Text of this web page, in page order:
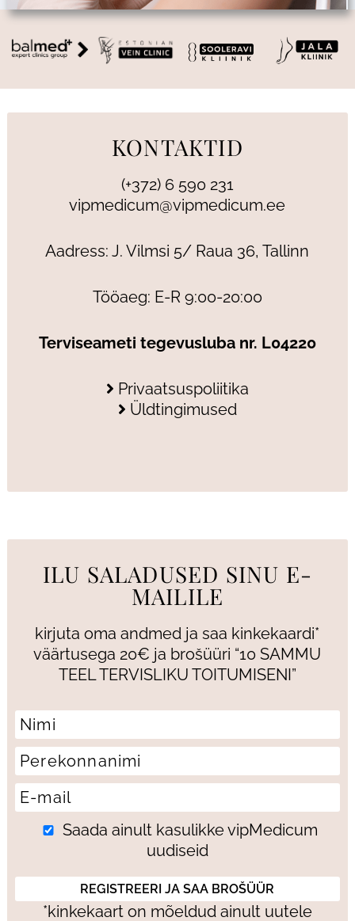
KONTAKTID
(+372) 6 590 231
vipmedicum@vipmedicum.ee
Aadress: J. Vilmsi 5/ Raua 36, Tallinn
Tööaeg: E-R 9:00-20:00
Terviseameti tegevusluba nr. L04220
Privaatsuspoliitika
Üldtingimused
ILU SALADUSED SINU E-
MAILILE
kirjuta oma andmed ja saa kinkekaardi*
väärtusega 20€ ja brošüüri “10 SAMMU
TEEL TERVISLIKU TOITUMISENI”
Saada ainult kasulikke vipMedicum
uudiseid
*kinkekaart on mõeldud ainult uutele